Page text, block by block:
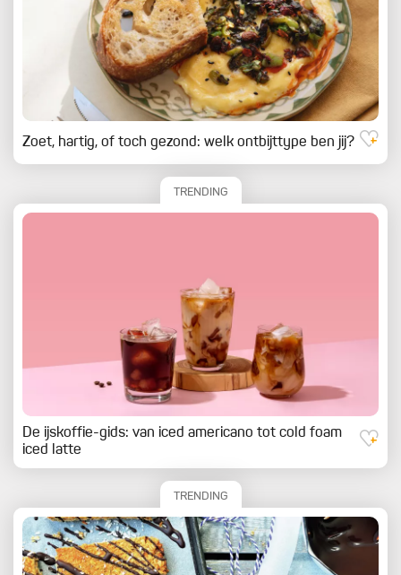
Zoet, hartig, of toch gezond: welk ontbijttype ben jij?
TRENDING
De ijskoffie-gids: van iced americano tot cold foam
iced latte
TRENDING